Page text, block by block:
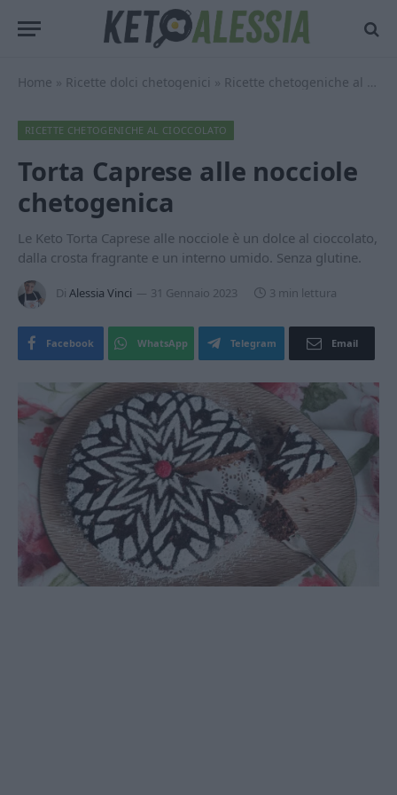
Home » Ricette dolci chetogenici » Ricette chetogeniche al cioccolato
RICETTE CHETOGENICHE AL CIOCCOLATO
Torta Caprese alle nocciole
chetogenica
Le Keto Torta Caprese alle nocciole è un dolce al cioccolato,
dalla crosta fragrante e un interno umido. Senza glutine.
Di Alessia Vinci 31 Gennaio 2023 3 min lettura
Facebook WhatsApp Telegram Email